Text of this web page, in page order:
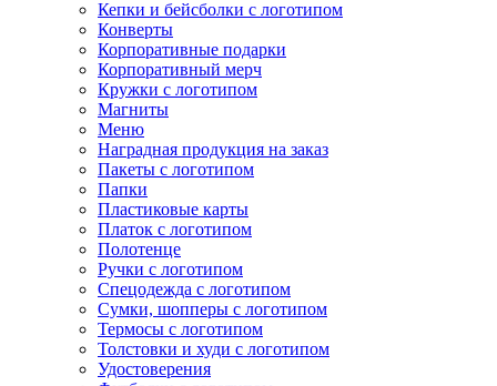
Кепки и бейсболки с логотипом
Конверты
Корпоративные подарки
Корпоративный мерч
Кружки с логотипом
Магниты
Меню
Наградная продукция на заказ
Пакеты с логотипом
Папки
Пластиковые карты
Платок с логотипом
Полотенце
Ручки с логотипом
Спецодежда с логотипом
Сумки, шопперы с логотипом
Термосы с логотипом
Толстовки и худи с логотипом
Удостоверения